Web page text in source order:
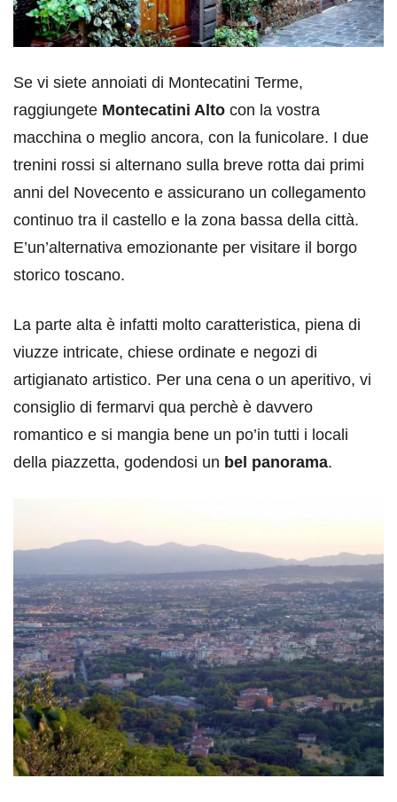
Se vi siete annoiati di Montecatini Terme,
raggiungete Montecatini Alto con la vostra
macchina o meglio ancora, con la funicolare. I due
trenini rossi si alternano sulla breve rotta dai primi
anni del Novecento e assicurano un collegamento
continuo tra il castello e la zona bassa della città.
E’un’alternativa emozionante per visitare il borgo
storico toscano.
La parte alta è infatti molto caratteristica, piena di
viuzze intricate, chiese ordinate e negozi di
artigianato artistico. Per una cena o un aperitivo, vi
consiglio di fermarvi qua perchè è davvero
romantico e si mangia bene un po’in tutti i locali
della piazzetta, godendosi un bel panorama.